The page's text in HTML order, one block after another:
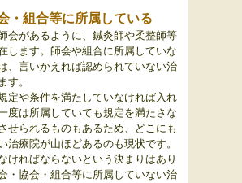
・組合等に所属している
会があるように、鍼灸師や柔整師等
します。師会や組合に所属していな
、言いかえれば認められていない治
す。
定や条件を満たしていなければ入れ
度は所属していても規定を満たさな
せられるものもあるため、どこにも
治療院が山ほどあるのも現状です。
ければならないという決まりはあり
・協会・組合等に所属していない治